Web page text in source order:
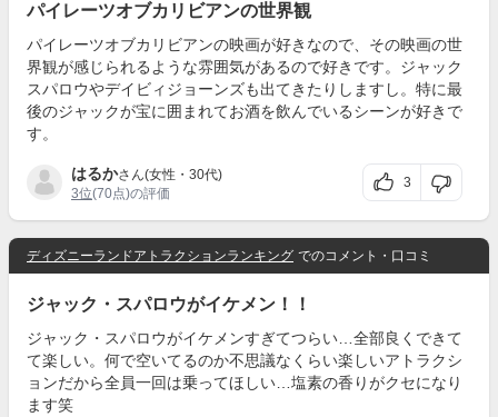
パイレーツオブカリビアンの世界観
パイレーツオブカリビアンの映画が好きなので、その映画の世
界観が感じられるような雰囲気があるので好きです。ジャック
スパロウやデイビィジョーンズも出てきたりしますし。特に最
後のジャックが宝に囲まれてお酒を飲んでいるシーンが好きで
す。
はるかさん(女性・30代)
3位(70点)の評価
3
ディズニーランドアトラクションランキング でのコメント・口コミ
ジャック・スパロウがイケメン！！
ジャック・スパロウがイケメンすぎてつらい…全部良くできて
て楽しい。何で空いてるのか不思議なくらい楽しいアトラクシ
ョンだから全員一回は乗ってほしい…塩素の香りがクセになり
ます笑